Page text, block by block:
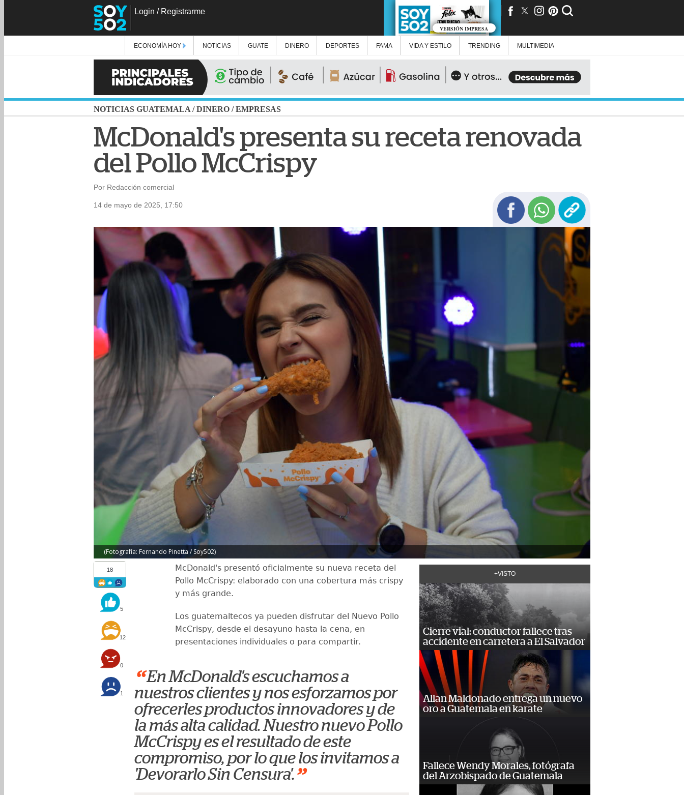
Login / Registrarme
VERSIÓN IMPRESA
ECONOMÍA HOY NOTICIAS GUATE DINERO DEPORTES FAMA VIDA Y ESTILO TRENDING MULTIMEDIA
NOTICIAS GUATEMALA /DINERO /EMPRESAS
McDonald's presenta su receta renovada
del Pollo McCrispy
Por Redacción comercial
14 de mayo de 2025, 17:50
(Fotografía: Fernando Pinetta / Soy502)
18
5
12
0
1
McDonald's presentó oficialmente su nueva receta del
Pollo McCrispy: elaborado con una cobertura más crispy
y más grande.
Los guatemaltecos ya pueden disfrutar del Nuevo Pollo
McCrispy, desde el desayuno hasta la cena, en
presentaciones individuales o para compartir.
“ En McDonald's escuchamos a
nuestros clientes y nos esforzamos por
ofrecerles productos innovadores y de
la más alta calidad. Nuestro nuevo Pollo
McCrispy es el resultado de este
compromiso, por lo que los invitamos a
'Devorarlo Sin Censura'.”
+VISTO
Cierre vial: conductor fallece tras
accidente en carretera a El Salvador
Allan Maldonado entrega un nuevo
oro a Guatemala en karate
Fallece Wendy Morales, fotógrafa
del Arzobispado de Guatemala